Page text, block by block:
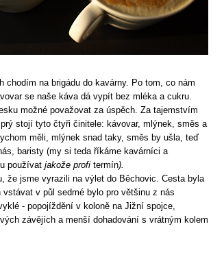
chodím na brigádu do kavárny. Po tom, co nám
se naše káva dá vypít bez mléka a cukru.
možné považovat za úspěch. Za tajemstvím
stojí tyto čtyři činitele: kávovar, mlýnek, směs a
měli, mlýnek snad taky, směs by ušla, teď
baristy (my si teda říkáme kavárníci a
používat jakože profi termín).
že jsme vyrazili na výlet do Běchovic. Cesta byla
vstávat v půl sedmé bylo pro většinu z nás
- popojíždění v koloně na Jižní spojce,
závějích a menší dohadování s vrátným kolem